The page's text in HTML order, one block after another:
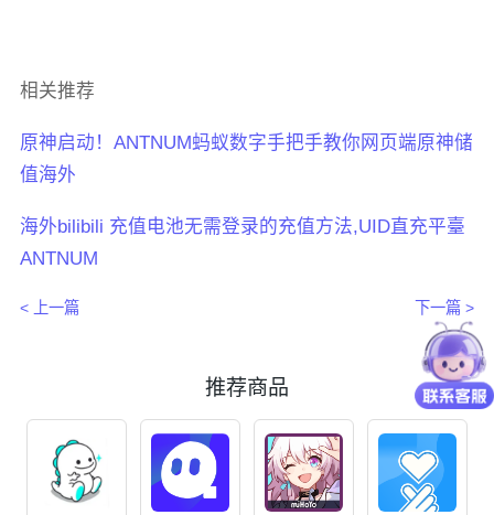
相关推荐
原神启动！ANTNUM蚂蚁数字手把手教你网页端原神储
值海外
海外bilibili 充值电池无需登录的充值方法,UID直充平臺
ANTNUM
< 上一篇 下一篇 >
推荐商品